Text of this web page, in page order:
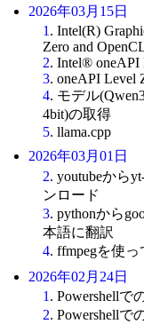
2026年03月15日
1 . Intel(R)
Zero and
2. Intel® oneAPI
3. oneAPI Level
4. モデル
4bit)の取得
5. llama.cpp
2026年03月01日
2. youtubeから
ンロード
3. pythonから
本語に翻訳
4. ffmpegを使
2026年02月24日
1 . Powershellで
2. Powershellで